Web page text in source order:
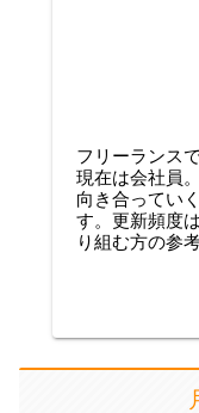
フリーランス
現在は会社員
向き合ってい
す。更新頻度
り組む方の参